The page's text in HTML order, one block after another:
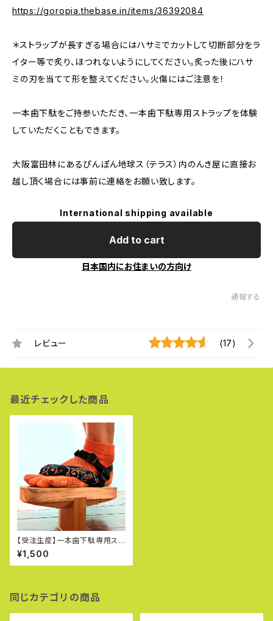
https://goropia.thebase.in/items/36392084
＊ストラップが長すぎる場合にはハサミでカットして切断部分をラ
イター等で炙り、ほつれないようにしてください。炙った後にハサ
ミの刃を当てて形を整えてください。火傷にはご注意を！
一本歯下駄をご持参いただき、一本歯下駄専用ストラップを体験
していただくこともできます。
大阪富田林にあるぴんぽん地球ス（テラス）内のんき屋に直接お
越し頂く場合には事前に連絡をお願い致します。
International shipping available
Add to cart
日本国内にお住まいの方向け
通報する
レビュー (17)
最近チェックした商品
【受注生産】一本歯下駄専用スト
ラップ（ノーマル一本歯下駄用ラ
ダーロック仕様）
¥1,500
同じカテゴリの商品